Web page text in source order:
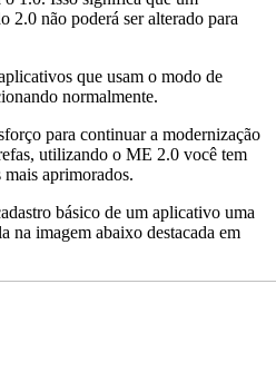
não poderá ser alterado para
que usam o modo de
normalmente.
para continuar a modernização
utilizando o ME 2.0 você tem
aprimorados.
básico de um aplicativo uma
na imagem abaixo destacada em